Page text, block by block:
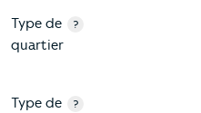
Type de
quartier
?
Type de
?